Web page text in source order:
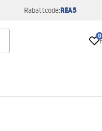
Rabattcode:REA5
0